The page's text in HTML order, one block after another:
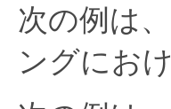
次の例は
ングにお